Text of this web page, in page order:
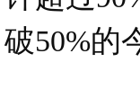
破50%的